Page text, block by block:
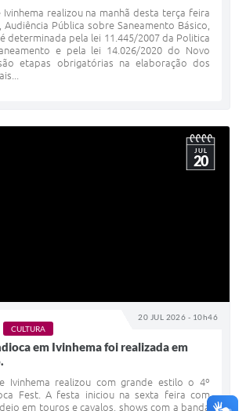
Ivinhema realizou na manhã desta terça feira
Pública sobre Saneamento Básico,
determinada pela lei 11.445/2007 da Politica
e pela lei 14.026/2020 do Novo
etapas obrigatórias na elaboração dos
20 JUL 2026 - 10h46
JUL
20
CULTURA
em Ivinhema foi realizada em
Ivinhema realizou com grande estilo o 4º
Fest. A festa iniciou na sexta feira com
em touros e cavalos, shows com a banda